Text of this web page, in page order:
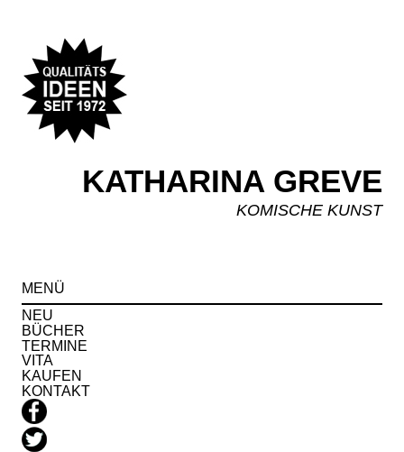
KATHARINA GREVE
KOMISCHE KUNST
MENÜ
NEU
BÜCHER
TERMINE
VITA
KAUFEN
KONTAKT